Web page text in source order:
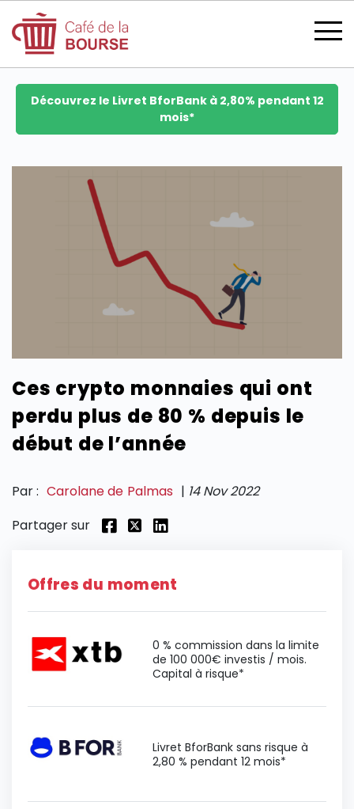
se connecter
devenir membre
SECTIONS
Découvrez le Livret BforBank à 2,80% pendant 12
mois*
Ces crypto monnaies qui ont
perdu plus de 80 % depuis le
début de l’année
Par : Carolane de Palmas | 14 Nov 2022
Partager sur
Offres du moment
0 % commission dans la limite
de 100 000€ investis / mois.
Capital à risque*
Livret BforBank sans risque à
2,80 % pendant 12 mois*